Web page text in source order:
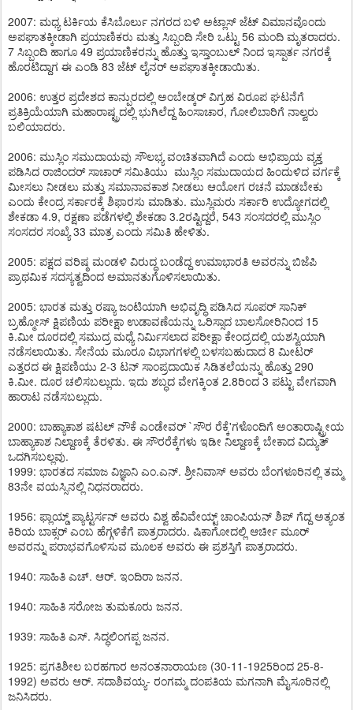
2007: ಮಧ್ಯ ಟರ್ಕಿಯ ಕೆಸಿಬೊರ್ಲು ನಗರದ ಬಳಿ ಅಟ್ಲಾಸ್ ಜೆಟ್ ವಿಮಾನವೊಂದು
ಅಪಘಾತಕ್ಕೀಡಾಗಿ ಪ್ರಯಾಣಿಕರು ಮತ್ತು ಸಿಬ್ಬಂದಿ ಸೇರಿ ಒಟ್ಟು 56 ಮಂದಿ ಮೃತರಾದರು.
7 ಸಿಬ್ಬಂದಿ ಹಾಗೂ 49 ಪ್ರಯಾಣಿಕರನ್ನು ಹೊತ್ತು ಇಸ್ತಾಂಬುಲ್ ನಿಂದ ಇಸ್ಪಾರ್ತ ನಗರಕ್ಕೆ
ಹೊರಟಿದ್ದಾಗ ಈ ಎಂಡಿ 83 ಜೆಟ್ ಲೈನರ್ ಅಪಘಾತಕ್ಕೀಡಾಯಿತು.
2006: ಉತ್ತರ ಪ್ರದೇಶದ ಕಾನ್ಪುರದಲ್ಲಿ ಅಂಬೇಡ್ಕರ್ ವಿಗ್ರಹ ವಿರೂಪ ಘಟನೆಗೆ
ಪ್ರತಿಕ್ರಿಯೆಯಾಗಿ ಮಹಾರಾಷ್ಟ್ರದಲ್ಲಿ ಭುಗಿಲೆದ್ದ ಹಿಂಸಾಚಾರ, ಗೋಲಿಬಾರಿಗೆ ನಾಲ್ವರು
ಬಲಿಯಾದರು.
2006: ಮುಸ್ಲಿಂ ಸಮುದಾಯವು ಸೌಲಭ್ಯ ವಂಚಿತವಾಗಿದೆ ಎಂದು ಅಭಿಪ್ರಾಯ ವ್ಯಕ್ತ
ಪಡಿಸಿದ ರಾಜಿಂದರ್ ಸಾಚಾರ್ ಸಮಿತಿಯು ಮುಸ್ಲಿಂ ಸಮುದಾಯದ ಹಿಂದುಳಿದ ವರ್ಗಕ್ಕೆ
ಮೀಸಲು ನೀಡಲು ಮತ್ತು ಸಮಾನಾವಕಾಶ ನೀಡಲು ಆಯೋಗ ರಚನೆ ಮಾಡಬೇಕು
ಎಂದು ಕೇಂದ್ರ ಸರ್ಕಾರಕ್ಕೆ ಶಿಫಾರಸು ಮಾಡಿತು. ಮುಸ್ಲಿಮರು ಸರ್ಕಾರಿ ಉದ್ಯೋಗದಲ್ಲಿ
ಶೇಕಡಾ 4.9, ರಕ್ಷಣಾ ಪಡೆಗಳಲ್ಲಿ ಶೇಕಡಾ 3.2ರಷ್ಟಿದ್ದರೆ, 543 ಸಂಸದರಲ್ಲಿ ಮುಸ್ಲಿಂ
ಸಂಸದರ ಸಂಖ್ಯೆ 33 ಮಾತ್ರ ಎಂದು ಸಮಿತಿ ಹೇಳಿತು.
2005: ಪಕ್ಷದ ವರಿಷ್ಠ ಮಂಡಳಿ ವಿರುದ್ಧ ಬಂಡೆದ್ದ ಉಮಾಭಾರತಿ ಅವರನ್ನು ಬಿಜೆಪಿ
ಪ್ರಾಥಮಿಕ ಸದಸ್ಯತ್ವದಿಂದ ಅಮಾನತುಗೊಳಿಸಲಾಯಿತು.
2005: ಭಾರತ ಮತ್ತು ರಷ್ಯಾ ಜಂಟಿಯಾಗಿ ಅಭಿವೃದ್ಧಿ ಪಡಿಸಿದ ಸೂಪರ್ ಸಾನಿಕ್
ಬ್ರಹ್ಮೋಸ್ ಕ್ಷಿಪಣಿಯ ಪರೀಕ್ಷಾ ಉಡಾವಣೆಯನ್ನು ಒರಿಸ್ಸಾದ ಬಾಲಸೋರಿನಿಂದ 15
ಕಿ.ಮೀ ದೂರದಲ್ಲಿ ಸಮುದ್ರ ಮಧ್ಯೆ ನಿರ್ಮಿಸಲಾದ ಪರೀಕ್ಷಾ ಕೇಂದ್ರದಲ್ಲಿ ಯಶಸ್ವಿಯಾಗಿ
ನಡೆಸಲಾಯಿತು. ಸೇನೆಯ ಮೂರೂ ವಿಭಾಗಗಳಲ್ಲಿ ಬಳಸಬಹುದಾದ 8 ಮೀಟರ್
ಎತ್ತರದ ಈ ಕ್ಷಿಪಣಿಯು 2-3 ಟನ್ ಸಾಂಪ್ರದಾಯಿಕ ಸಿಡಿತಲೆಯನ್ನು ಹೊತ್ತು 290
ಕಿ.ಮೀ. ದೂರ ಚಲಿಸಬಲ್ಲುದು. ಇದು ಶಬ್ಧದ ವೇಗಕ್ಕಿಂತ 2.8ರಿಂದ 3 ಪಟ್ಟು ವೇಗವಾಗಿ
ಹಾರಾಟ ನಡೆಸಬಲ್ಲುದು.
2000: ಬಾಹ್ಯಾಕಾಶ ಷಟಲ್ ನೌಕೆ ಎಂಡೇವರ್ `ಸೌರ ರೆಕ್ಕೆ'ಗಳೊಂದಿಗೆ ಅಂತಾರಾಷ್ಟ್ರೀಯ
ಬಾಹ್ಯಾಕಾಶ ನಿಲ್ದಾಣಕ್ಕೆ ತೆರಳಿತು. ಈ ಸೌರರೆಕ್ಕೆಗಳು ಇಡೀ ನಿಲ್ದಾಣಕ್ಕೆ ಬೇಕಾದ ವಿದ್ಯುತ್
ಒದಗಿಸಬಲ್ಲವು.
1999: ಭಾರತದ ಸಮಾಜ ವಿಜ್ಞಾನಿ ಎಂ.ಎನ್. ಶ್ರೀನಿವಾಸ್ ಅವರು ಬೆಂಗಳೂರಿನಲ್ಲಿ ತಮ್ಮ
83ನೇ ವಯಸ್ಸಿನಲ್ಲಿ ನಿಧನರಾದರು.
1956: ಫ್ಲಾಯ್ಡ್ ಪ್ಯಾಟ್ಟರ್ಸನ್ ಅವರು ವಿಶ್ವ ಹೆವಿವೇಯ್ಟ್ ಚಾಂಪಿಯನ್ ಶಿಪ್ ಗೆದ್ದ ಅತ್ಯಂತ
ಕಿರಿಯ ಬಾಕ್ಸರ್ ಎಂಬ ಹೆಗ್ಗಳಿಕೆಗೆ ಪಾತ್ರರಾದರು. ಷಿಕಾಗೋದಲ್ಲಿ ಆರ್ಚೀ ಮೂರ್
ಅವರನ್ನು ಪರಾಭವಗೊಳಿಸುವ ಮೂಲಕ ಅವರು ಈ ಪ್ರಶಸ್ತಿಗೆ ಪಾತ್ರರಾದರು.
1940: ಸಾಹಿತಿ ಎಚ್. ಆರ್. ಇಂದಿರಾ ಜನನ.
1940: ಸಾಹಿತಿ ಸರೋಜ ತುಮಕೂರು ಜನನ.
1939: ಸಾಹಿತಿ ಎಸ್. ಸಿದ್ಧಲಿಂಗಪ್ಪ ಜನನ.
1925: ಪ್ರಗತಿಶೀಲ ಬರಹಗಾರ ಅನಂತನಾರಾಯಣ (30-11-1925ರಿಂದ 25-8-
1992) ಅವರು ಆರ್. ಸದಾಶಿವಯ್ಯ- ರಂಗಮ್ಮ ದಂಪತಿಯ ಮಗನಾಗಿ ಮೈಸೂರಿನಲ್ಲಿ
ಜನಿಸಿದರು.